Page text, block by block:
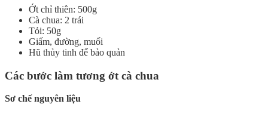
Ớt chỉ thiên: 500g
Cà chua: 2 trái
Tỏi: 50g
Giấm, đường, muối
Hũ thủy tinh để bảo quản
Các bước làm tương ớt cà chua
Sơ chế nguyên liệu